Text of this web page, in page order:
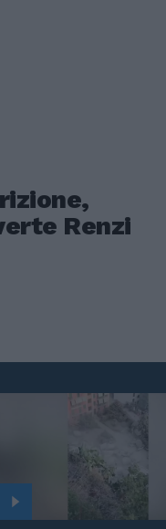
Renzi